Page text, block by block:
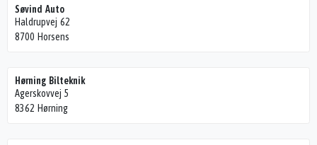
Søvind Auto
Haldrupvej 62
8700 Horsens
Hørning Bilteknik
Agerskovvej 5
8362 Hørning